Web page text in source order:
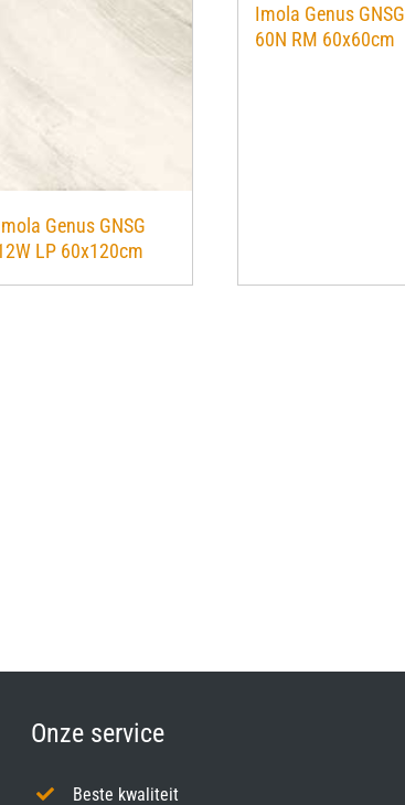
Genus GNSG
LP 60x120cm
Imola Genus GNSG
60N RM 60x60cm
Onze service
Beste kwaliteit